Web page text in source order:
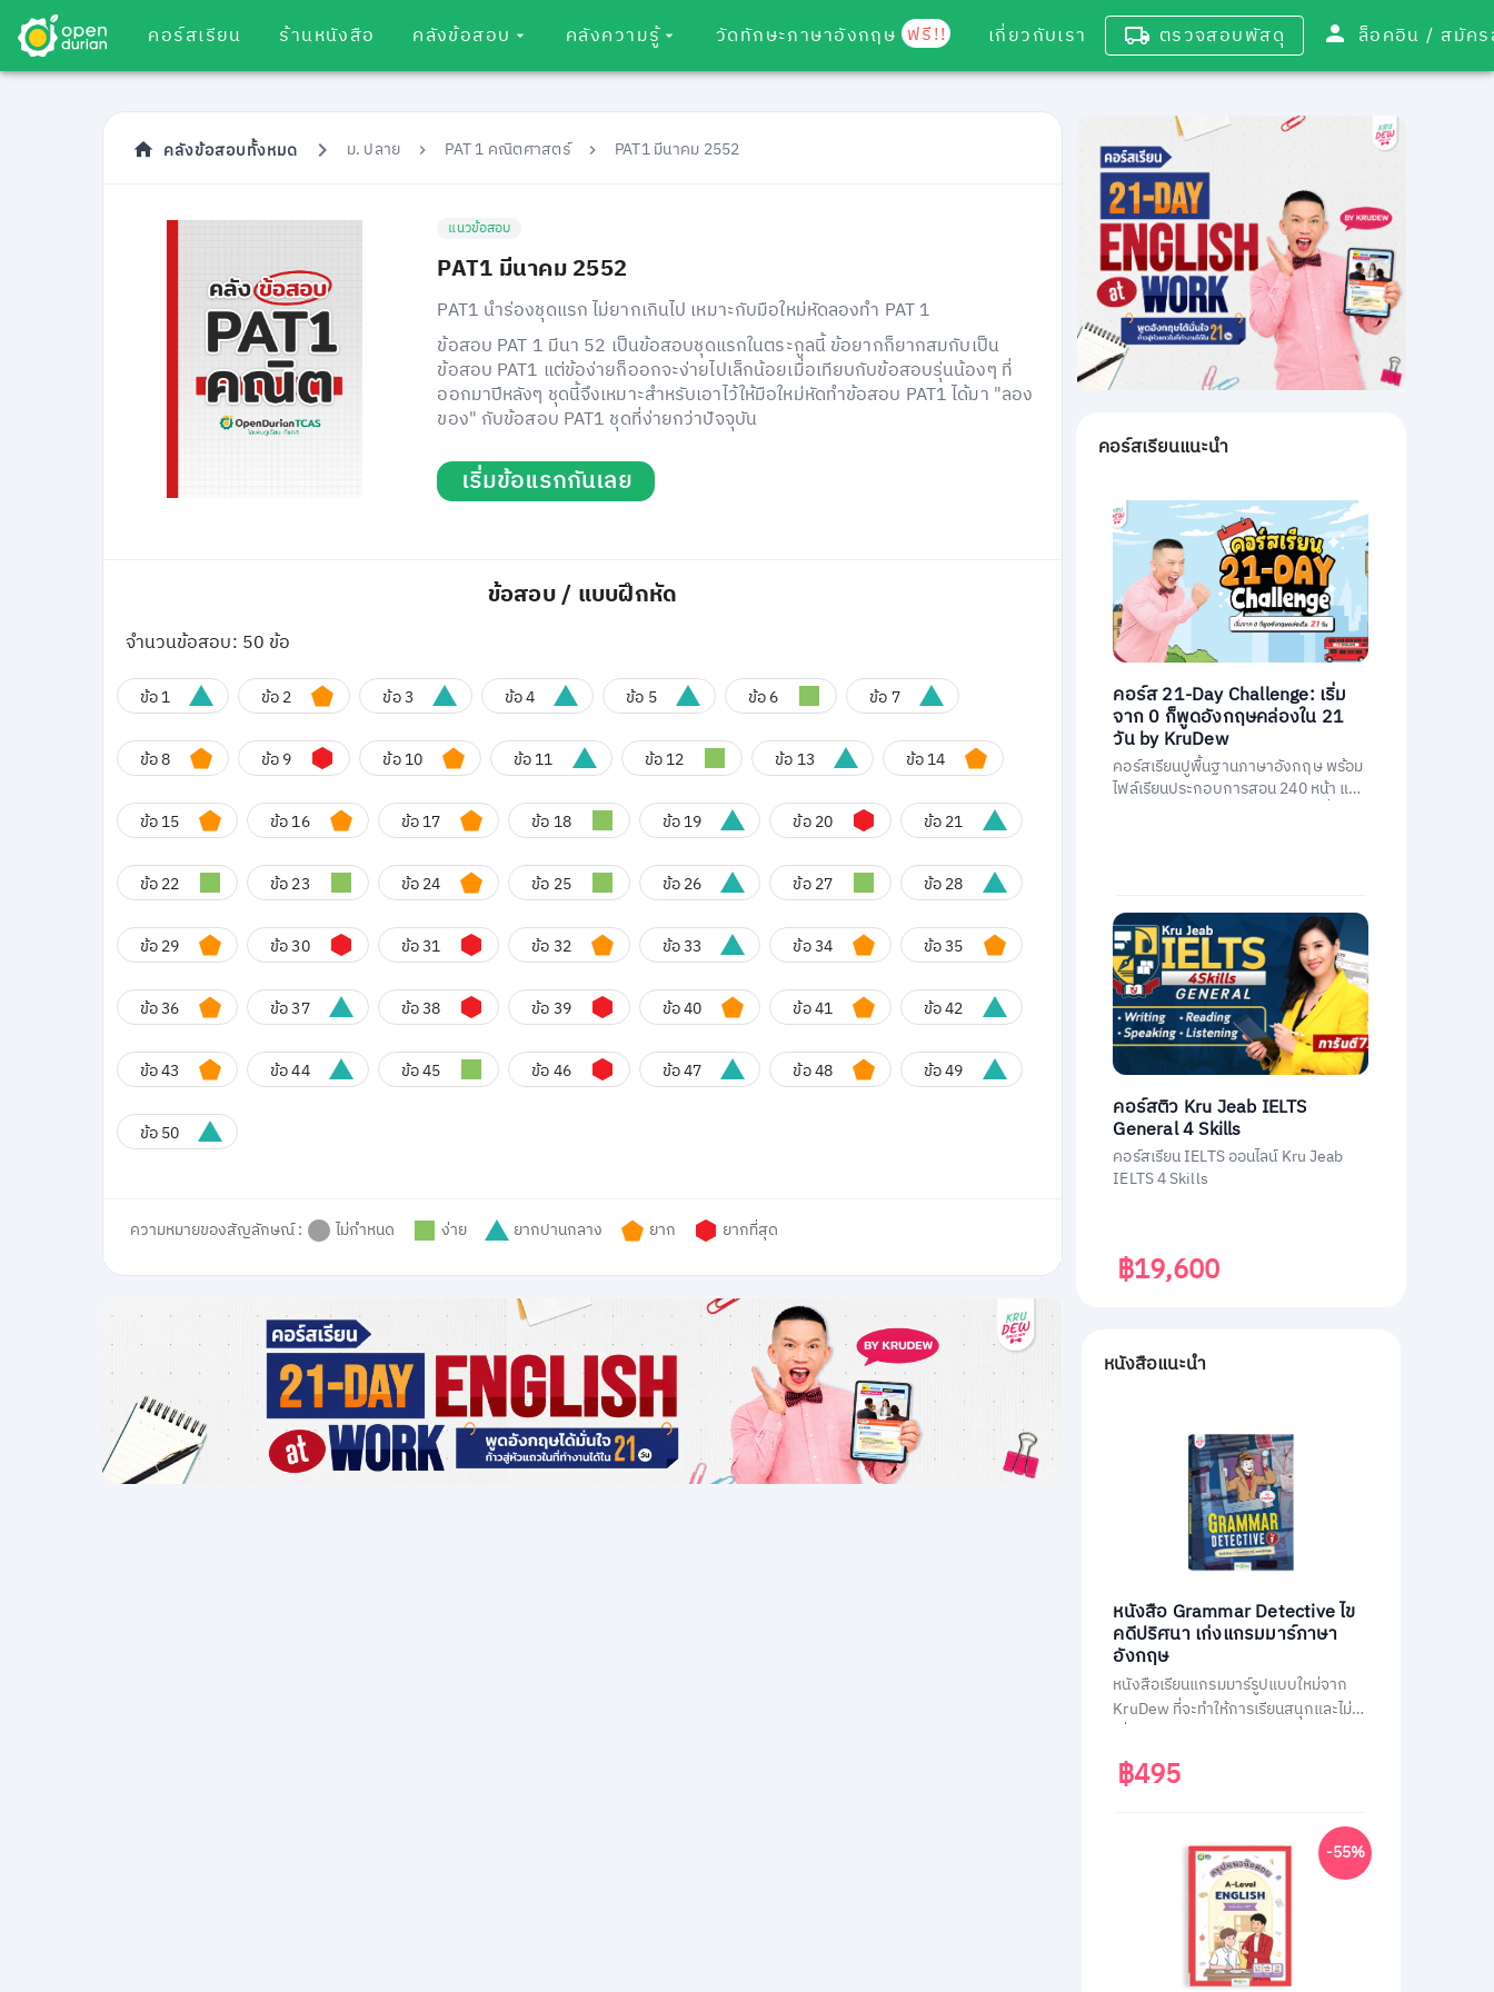
คอร์สเรียน ร้านหนังสือ คลังข้อสอบ คลังความรู้ วัดทักษะภาษาอังกฤษ ฟรี!! เกี่ยวกับเรา ตรวจสอบพัสดุ ล็อคอิน /
คลังข้อสอบทั้งหมด ม. ปลาย PAT 1 คณิตศาสตร์ PAT1 มีนาคม 2552
แนวข้อสอบ
PAT1 มีนาคม 2552
PAT1 นำร่องชุดแรก ไม่ยากเกินไป เหมาะกับมือใหม่หัดลองทำ PAT 1
ข้อสอบ PAT 1 มีนา 52 เป็นข้อสอบชุดแรกในตระกูลนี้ ข้อยากก็ยากสมกับเป็น
ข้อสอบ PAT1 แต่ข้อง่ายก็ออกจะง่ายไปเล็กน้อยเมื่อเทียบกับข้อสอบรุ่นน้องๆ ที่
ออกมาปีหลังๆ ชุดนี้จึงเหมาะสำหรับเอาไว้ให้มือใหม่หัดทำข้อสอบ PAT1 ได้มา "ลอง
ของ" กับข้อสอบ PAT1 ชุดที่ง่ายกว่าปัจจุบัน
เริ่มข้อแรกกันเลย
ข้อสอบ / แบบฝึกหัด
จำนวนข้อสอบ: 50 ข้อ
ข้อ 1 ข้อ 2 ข้อ 3 ข้อ 4 ข้อ 5 ข้อ 6 ข้อ 7
ข้อ 8 ข้อ 9 ข้อ 10 ข้อ 11 ข้อ 12 ข้อ 13 ข้อ 14
ข้อ 15 ข้อ 16 ข้อ 17 ข้อ 18 ข้อ 19 ข้อ 20 ข้อ 21
ข้อ 22 ข้อ 23 ข้อ 24 ข้อ 25 ข้อ 26 ข้อ 27 ข้อ 28
ข้อ 29 ข้อ 30 ข้อ 31 ข้อ 32 ข้อ 33 ข้อ 34 ข้อ 35
ข้อ 36 ข้อ 37 ข้อ 38 ข้อ 39 ข้อ 40 ข้อ 41 ข้อ 42
ข้อ 43 ข้อ 44 ข้อ 45 ข้อ 46 ข้อ 47 ข้อ 48 ข้อ 49
ข้อ 50
ความหมายของสัญลักษณ์ : ไม่กำหนด ง่าย ยากปานกลาง ยาก ยากที่สุด
คอร์สเรียนแนะนำ
คอร์ส 21-Day Challenge: เริ่ม
จาก 0 ก็พูดอังกฤษคล่องใน 21
วัน by KruDew
คอร์สเรียนปูพื้นฐานภาษาอังกฤษ พร้อม
ไฟล์เรียนประกอบการสอน 240 หน้า และ
คอร์สติว Kru Jeab IELTS
General 4 Skills
คอร์สเรียน IELTS ออนไลน์ Kru Jeab
IELTS 4 Skills
฿19,600
หนังสือแนะนำ
หนังสือ Grammar Detective ไข
คดีปริศนา เก่งแกรมมาร์ภาษา
อังกฤษ
หนังสือเรียนแกรมมาร์รูปแบบใหม่จาก
KruDew ที่จะทำให้การเรียนสนุกและไม่น่า
สวมบทนักสืบ ไขคดีปริศนาไปพร้อมกับ
การเรียนรู้หลักแกรมมาร์ที่ครอบคลุม
ฝึกหัดทบทวนความเข้าใจมากกว่า 400
฿495
-55%